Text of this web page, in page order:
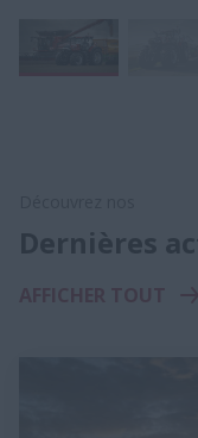
Dernières